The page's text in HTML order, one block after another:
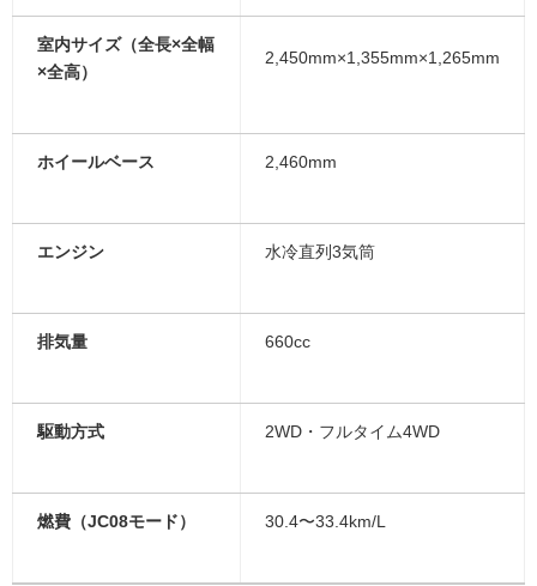
室内サイズ（全長×全幅
×全高）
2,450mm×1,355mm×1,265mm
ホイールベース 2,460mm
エンジン 水冷直列3気筒
排気量 660cc
駆動方式 2WD・フルタイム4WD
燃費（JC08モード） 30.4〜33.4km/L